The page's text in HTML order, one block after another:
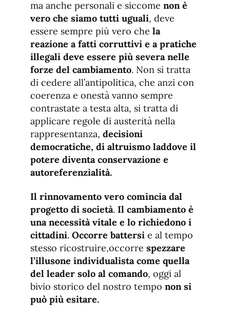
ma anche personali e siccome non è
vero che siamo tutti uguali, deve
essere sempre più vero che la
reazione a fatti corruttivi e a pratiche
illegali deve essere più severa nelle
forze del cambiamento. Non si tratta
di cedere all’antipolitica, che anzi con
coerenza e onestà vanno sempre
contrastate a testa alta, si tratta di
applicare regole di austerità nella
rappresentanza, decisioni
democratiche, di altruismo laddove il
potere diventa conservazione e
autoreferenzialità.
Il rinnovamento vero comincia dal
progetto di società. Il cambiamento è
una necessità vitale e lo richiedono i
cittadini. Occorre battersi e al tempo
stesso ricostruire,occorre spezzare
l’illusone individualista come quella
del leader solo al comando, oggi al
bivio storico del nostro tempo non si
può più esitare.